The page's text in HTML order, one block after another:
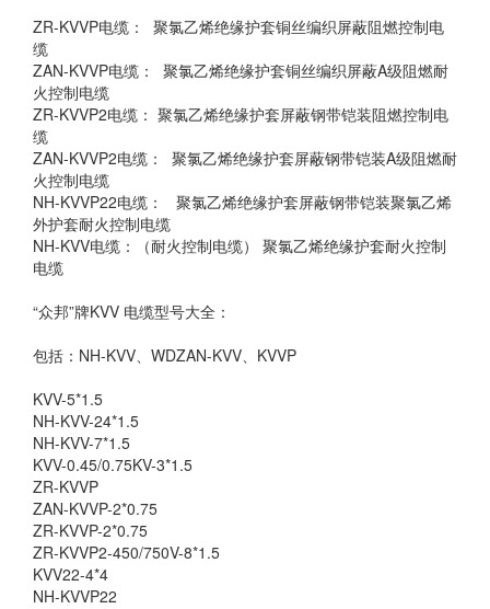
ZR-KVVP电缆： 聚氯乙烯绝缘护套铜丝编织屏蔽阻燃控制电
缆
ZAN-KVVP电缆： 聚氯乙烯绝缘护套铜丝编织屏蔽A级阻燃耐
火控制电缆
ZR-KVVP2电缆： 聚氯乙烯绝缘护套屏蔽钢带铠装阻燃控制电
缆
ZAN-KVVP2电缆： 聚氯乙烯绝缘护套屏蔽钢带铠装A级阻燃耐
火控制电缆
NH-KVVP22电缆： 聚氯乙烯绝缘护套屏蔽钢带铠装聚氯乙烯
外护套耐火控制电缆
NH-KVV电缆：（耐火控制电缆） 聚氯乙烯绝缘护套耐火控制
电缆
“众邦”牌KVV 电缆型号大全：
包括：NH-KVV、WDZAN-KVV、KVVP
KVV-5*1.5
NH-KVV-24*1.5
NH-KVV-7*1.5
KVV-0.45/0.75KV-3*1.5
ZR-KVVP
ZAN-KVVP-2*0.75
ZR-KVVP-2*0.75
ZR-KVVP2-450/750V-8*1.5
KVV22-4*4
NH-KVVP22